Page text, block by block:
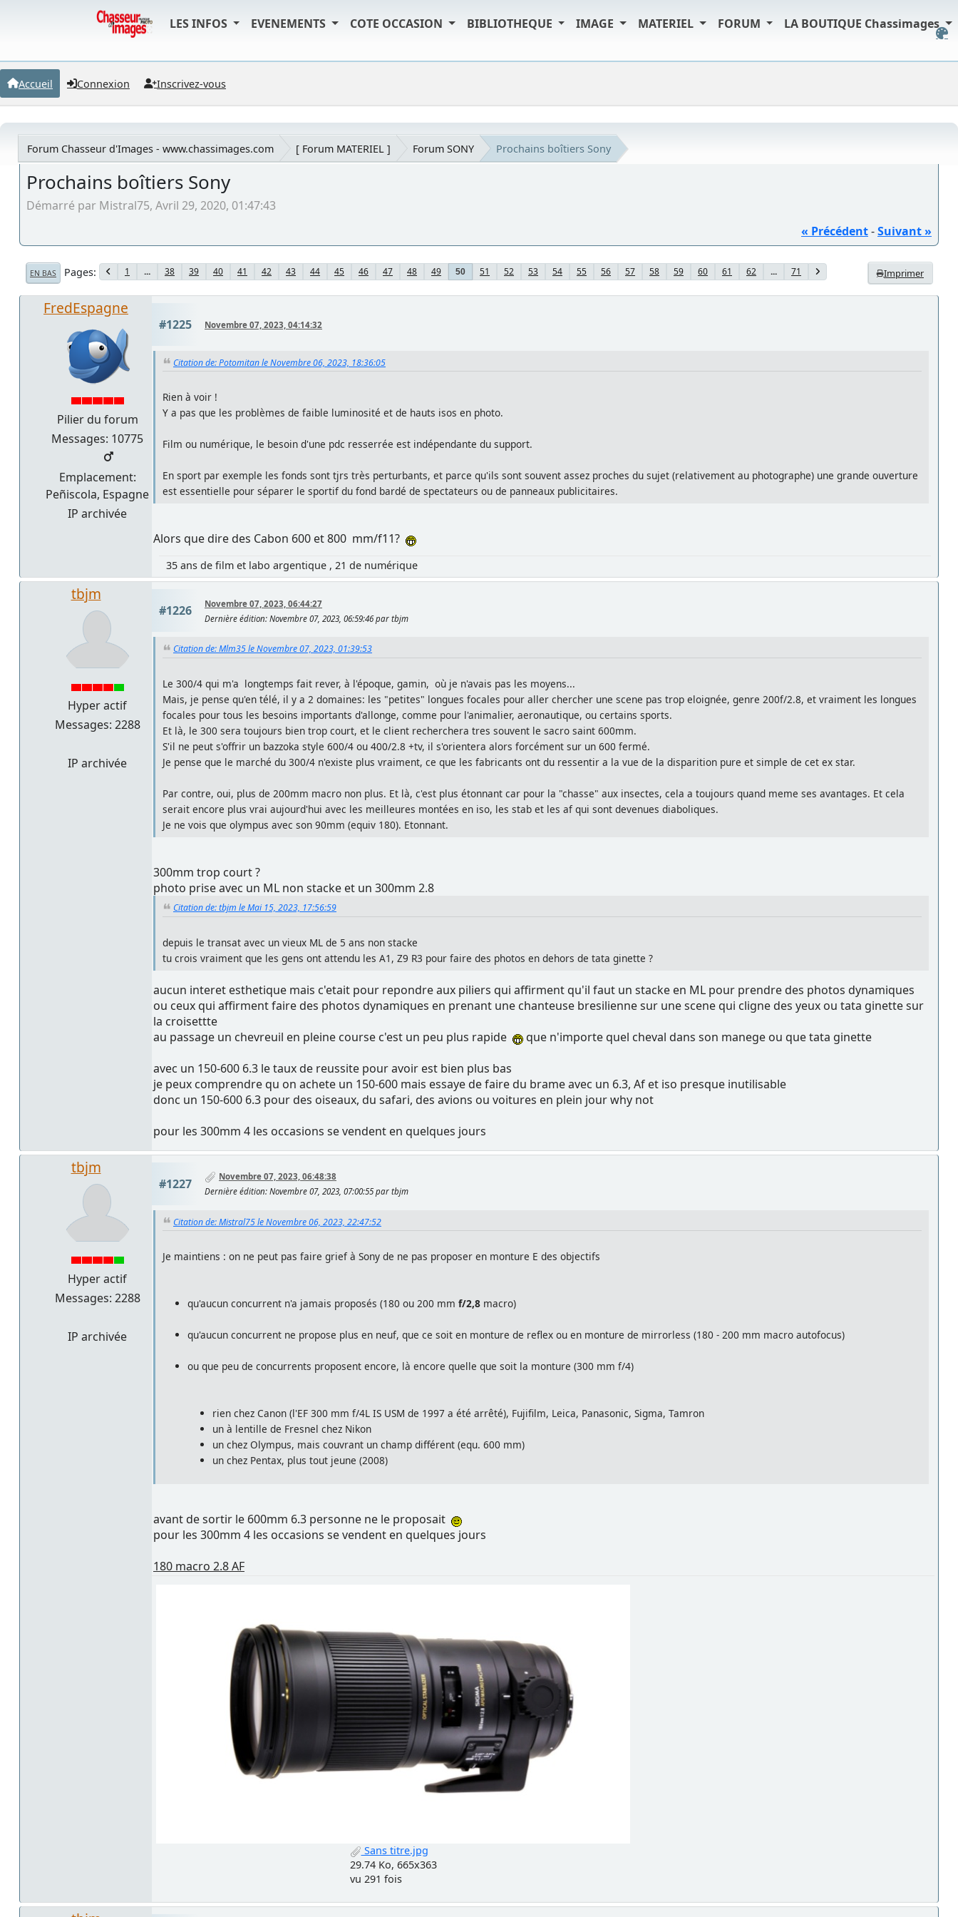
LES INFOS EVENEMENTS COTE OCCASION BIBLIOTHEQUE IMAGE MATERIEL FORUM LA BOUTIQUE Chassimages
Accueil Connexion Inscrivez-vous
Forum Chasseur d'Images - www.chassimages.com [ Forum MATERIEL ] Forum SONY Prochains boîtiers Sony
Prochains boîtiers Sony
Démarré par Mistral75, Avril 29, 2020, 01:47:43
« Précédent-Suivant »
Imprimer
EN BAS Pages 1 ... 38 39 40 41 42 43 44 45 46 47 48 49 50 51 52 53 54 55 56 57 58 59 60 61 62 ... 71
FredEspagne
Pilier du forum
Messages: 10775
Emplacement:
Peñiscola, Espagne
IP archivée
#1225 Novembre 07, 2023, 04:14:32
Citation de: Potomitan le Novembre 06, 2023, 18:36:05
Rien à voir !
Y a pas que les problèmes de faible luminosité et de hauts isos en photo.
Film ou numérique, le besoin d'une pdc resserrée est indépendante du support.
En sport par exemple les fonds sont tjrs très perturbants, et parce qu'ils sont souvent assez proches du sujet (relativement au photographe) une grande ouverture
est essentielle pour séparer le sportif du fond bardé de spectateurs ou de panneaux publicitaires.
Alors que dire des Cabon 600 et 800 mm/f11?
35 ans de film et labo argentique , 21 de numérique
tbjm
Hyper actif
Messages: 2288
IP archivée
#1226
Novembre 07, 2023, 06:44:27
Dernière édition: Novembre 07, 2023, 06:59:46 par tbjm
Citation de: Mlm35 le Novembre 07, 2023, 01:39:53
Le 300/4 qui m'a longtemps fait rever, à l'époque, gamin, où je n'avais pas les moyens...
Mais, je pense qu'en télé, il y a 2 domaines: les "petites" longues focales pour aller chercher une scene pas trop eloignée, genre 200f/2.8, et vraiment les longues
focales pour tous les besoins importants d'allonge, comme pour l'animalier, aeronautique, ou certains sports.
Et là, le 300 sera toujours bien trop court, et le client recherchera tres souvent le sacro saint 600mm.
S'il ne peut s'offrir un bazzoka style 600/4 ou 400/2.8 +tv, il s'orientera alors forcément sur un 600 fermé.
Je pense que le marché du 300/4 n'existe plus vraiment, ce que les fabricants ont du ressentir a la vue de la disparition pure et simple de cet ex star.
Par contre, oui, plus de 200mm macro non plus. Et là, c'est plus étonnant car pour la "chasse" aux insectes, cela a toujours quand meme ses avantages. Et cela
serait encore plus vrai aujourd'hui avec les meilleures montées en iso, les stab et les af qui sont devenues diaboliques.
Je ne vois que olympus avec son 90mm (equiv 180). Etonnant.
300mm trop court ?
photo prise avec un ML non stacke et un 300mm 2.8
Citation de: tbjm le Mai 15, 2023, 17:56:59
depuis le transat avec un vieux ML de 5 ans non stacke
tu crois vraiment que les gens ont attendu les A1, Z9 R3 pour faire des photos en dehors de tata ginette ?
aucun interet esthetique mais c'etait pour repondre aux piliers qui affirment qu'il faut un stacke en ML pour prendre des photos dynamiques
ou ceux qui affirment faire des photos dynamiques en prenant une chanteuse bresilienne sur une scene qui cligne des yeux ou tata ginette sur
la croisettte
au passage un chevreuil en pleine course c'est un peu plus rapide
que n'importe quel cheval dans son manege ou que tata ginette
avec un 150-600 6.3 le taux de reussite pour avoir est bien plus bas
je peux comprendre qu on achete un 150-600 mais essaye de faire du brame avec un 6.3, Af et iso presque inutilisable
donc un 150-600 6.3 pour des oiseaux, du safari, des avions ou voitures en plein jour why not
pour les 300mm 4 les occasions se vendent en quelques jours
tbjm
Hyper actif
Messages: 2288
IP archivée
#1227
Novembre 07, 2023, 06:48:38
Dernière édition: Novembre 07, 2023, 07:00:55 par tbjm
Citation de: Mistral75 le Novembre 06, 2023, 22:47:52
Je maintiens : on ne peut pas faire grief à Sony de ne pas proposer en monture E des objectifs
qu'aucun concurrent n'a jamais proposés (180 ou 200 mm f/2,8 macro)
qu'aucun concurrent ne propose plus en neuf, que ce soit en monture de reflex ou en monture de mirrorless (180 - 200 mm macro autofocus)
ou que peu de concurrents proposent encore, là encore quelle que soit la monture (300 mm f/4)
rien chez Canon (l'EF 300 mm f/4L IS USM de 1997 a été arrêté), Fujifilm, Leica, Panasonic, Sigma, Tamron
un à lentille de Fresnel chez Nikon
un chez Olympus, mais couvrant un champ différent (equ. 600 mm)
un chez Pentax, plus tout jeune (2008)
avant de sortir le 600mm 6.3 personne ne le proposait
pour les 300mm 4 les occasions se vendent en quelques jours
180 macro 2.8 AF
Sans titre.jpg
29.74 Ko, 665x363
vu 291 fois